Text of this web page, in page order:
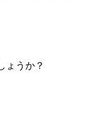
ょうか？